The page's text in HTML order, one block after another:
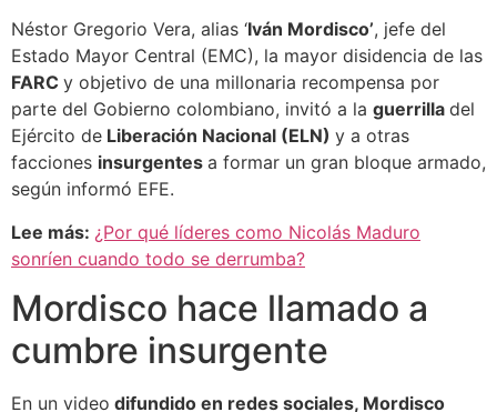
Néstor Gregorio Vera, alias ‘Iván Mordisco’, jefe del
Estado Mayor Central (EMC), la mayor disidencia de las
FARC y objetivo de una millonaria recompensa por
parte del Gobierno colombiano, invitó a la guerrilla del
Ejército de Liberación Nacional (ELN) y a otras
facciones insurgentes a formar un gran bloque armado,
según informó EFE.
Lee más: ¿Por qué líderes como Nicolás Maduro
sonríen cuando todo se derrumba?
Mordisco hace llamado a
cumbre insurgente
En un video difundido en redes sociales, Mordisco